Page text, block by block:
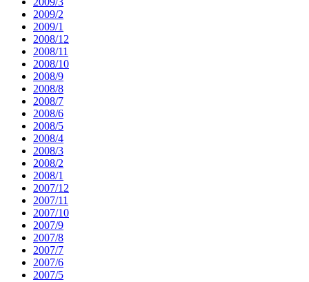
2009/2
2009/1
2008/12
2008/11
2008/10
2008/9
2008/8
2008/7
2008/6
2008/5
2008/4
2008/3
2008/2
2008/1
2007/12
2007/11
2007/10
2007/9
2007/8
2007/7
2007/6
2007/5